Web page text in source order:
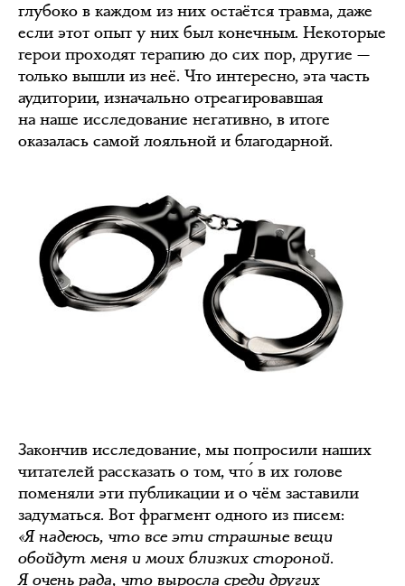
глубоко в каждом из них остаётся травма, даже
если этот опыт у них был конечным. Некоторые
герои проходят терапию до сих пор, другие —
только вышли из неё. Что интересно, эта часть
аудитории, изначально отреагировавшая
на наше исследование негативно, в итоге
оказалась самой лояльной и благодарной.
Закончив исследование, мы попросили наших
читателей рассказать о том, что́ в их голове
поменяли эти публикации и о чём заставили
задуматься. Вот фрагмент одного из писем:
«Я надеюсь, что все эти страшные вещи
обойдут меня и моих близких стороной.
Я очень рада, что выросла среди других